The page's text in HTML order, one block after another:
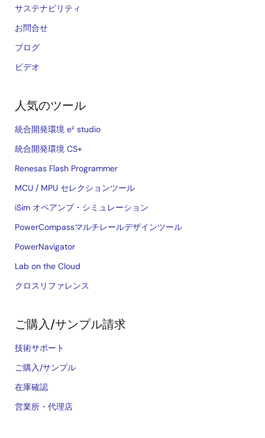
サステナビリティ
お問合せ
ブログ
ビデオ
人気のツール
統合開発環境 e² studio
統合開発環境 CS+
Renesas Flash Programmer
MCU / MPU セレクションツール
iSim オペアンプ・シミュレーション
PowerCompassマルチレールデザインツール
PowerNavigator
Lab on the Cloud
クロスリファレンス
ご購入/サンプル請求
技術サポート
ご購入/サンプル
在庫確認
営業所・代理店